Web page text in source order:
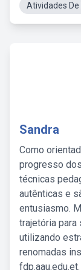
Atividades
Sandra
Como
progresso
técnicas
autênticas e
entusiasmo.
trajetória para
utilizando
renomadas
fdp.aau.edu.et.